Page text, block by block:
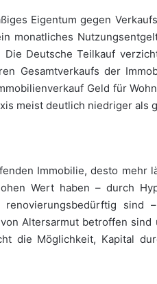
Eigentum gegen
monatliches
Deutsche Teilkauf
Gesamtverkaufs der
Geld für
meist deutlich niedriger als
Immobilie, desto mehr
Wert haben – durch
sind
Altersarmut betroffen
die Möglichkeit, Kapital